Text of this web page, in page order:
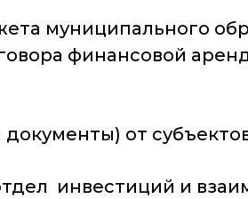
муниципального
финансовой
от
инвестиций и